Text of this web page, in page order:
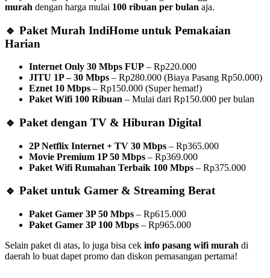
murah dengan harga mulai 100 ribuan per bulan aja.
🔹 Paket Murah IndiHome untuk Pemakaian
Harian
Internet Only 30 Mbps FUP – Rp220.000
JITU 1P – 30 Mbps – Rp280.000 (Biaya Pasang Rp50.000)
Eznet 10 Mbps – Rp150.000 (Super hemat!)
Paket Wifi 100 Ribuan – Mulai dari Rp150.000 per bulan
🔹 Paket dengan TV & Hiburan Digital
2P Netflix Internet + TV 30 Mbps – Rp365.000
Movie Premium 1P 50 Mbps – Rp369.000
Paket Wifi Rumahan Terbaik 100 Mbps – Rp375.000
🔹 Paket untuk Gamer & Streaming Berat
Paket Gamer 3P 50 Mbps – Rp615.000
Paket Gamer 3P 100 Mbps – Rp965.000
Selain paket di atas, lo juga bisa cek info pasang wifi murah di
daerah lo buat dapet promo dan diskon pemasangan pertama!